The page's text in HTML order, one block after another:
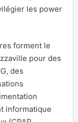
les power
forment le
pour des
des
informatique